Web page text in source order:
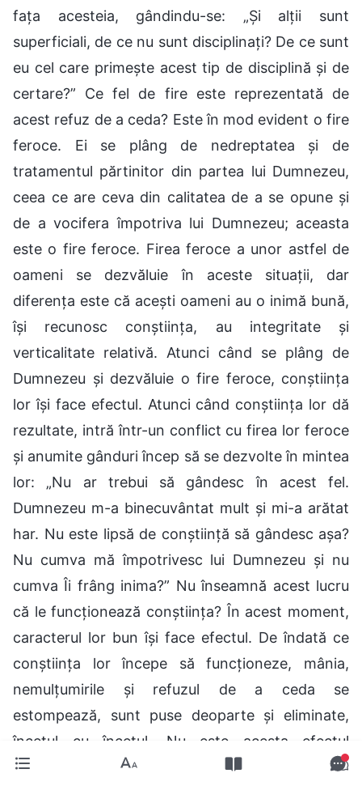
fața acesteia, gândindu-se: „Și alții sunt
superficiali, de ce nu sunt disciplinați? De ce sunt
eu cel care primește acest tip de disciplină și de
certare?” Ce fel de fire este reprezentată de
acest refuz de a ceda? Este în mod evident o fire
feroce. Ei se plâng de nedreptatea și de
tratamentul părtinitor din partea lui Dumnezeu,
ceea ce are ceva din calitatea de a se opune și
de a vocifera împotriva lui Dumnezeu; aceasta
este o fire feroce. Firea feroce a unor astfel de
oameni se dezvăluie în aceste situații, dar
diferența este că acești oameni au o inimă bună,
își recunosc conștiința, au integritate și
verticalitate relativă. Atunci când se plâng de
Dumnezeu și dezvăluie o fire feroce, conștiința
lor își face efectul. Atunci când conștiința lor dă
rezultate, intră într-un conflict cu firea lor feroce
și anumite gânduri încep să se dezvolte în mintea
lor: „Nu ar trebui să gândesc în acest fel.
Dumnezeu m-a binecuvântat mult și mi-a arătat
har. Nu este lipsă de conștiință să gândesc așa?
Nu cumva mă împotrivesc lui Dumnezeu și nu
cumva Îi frâng inima?” Nu înseamnă acest lucru
că le funcționează conștiința? În acest moment,
caracterul lor bun își face efectul. De îndată ce
conștiința lor începe să funcționeze, mânia,
nemulțumirile și refuzul de a ceda se
estompează, sunt puse deoparte și eliminate,
încetul cu încetul. Nu este acesta efectul
conștiinței lor? (Ba da.) Deci, dezvăluie o fire